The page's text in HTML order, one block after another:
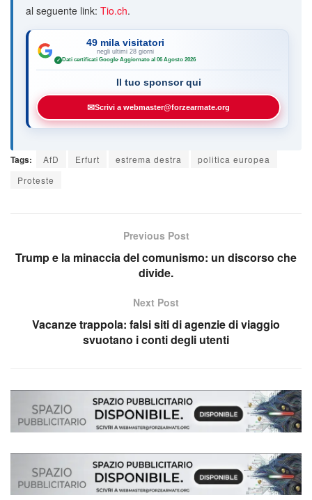
al seguente link: Tio.ch.
49 mila visitatori
negli ultimi 28 giorni
✓ Dati certificati Google·Aggiornato al 06 Agosto 2026
Il tuo sponsor qui
✉Scrivi a webmaster@forzearmate.org
Tags: AfD Erfurt estrema destra
politica europea
Proteste
Previous Post
Trump e la minaccia del comunismo: un discorso che
divide.
Next Post
Vacanze trappola: falsi siti di agenzie di viaggio
svuotano i conti degli utenti